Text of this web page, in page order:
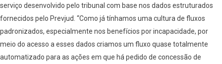
serviço desenvolvido pelo tribunal com base nos dados estruturados
fornecidos pelo Prevjud. “Como já tínhamos uma cultura de fluxos
padronizados, especialmente nos benefícios por incapacidade, por
meio do acesso a esses dados criamos um fluxo quase totalmente
automatizado para as ações em que há pedido de concessão de